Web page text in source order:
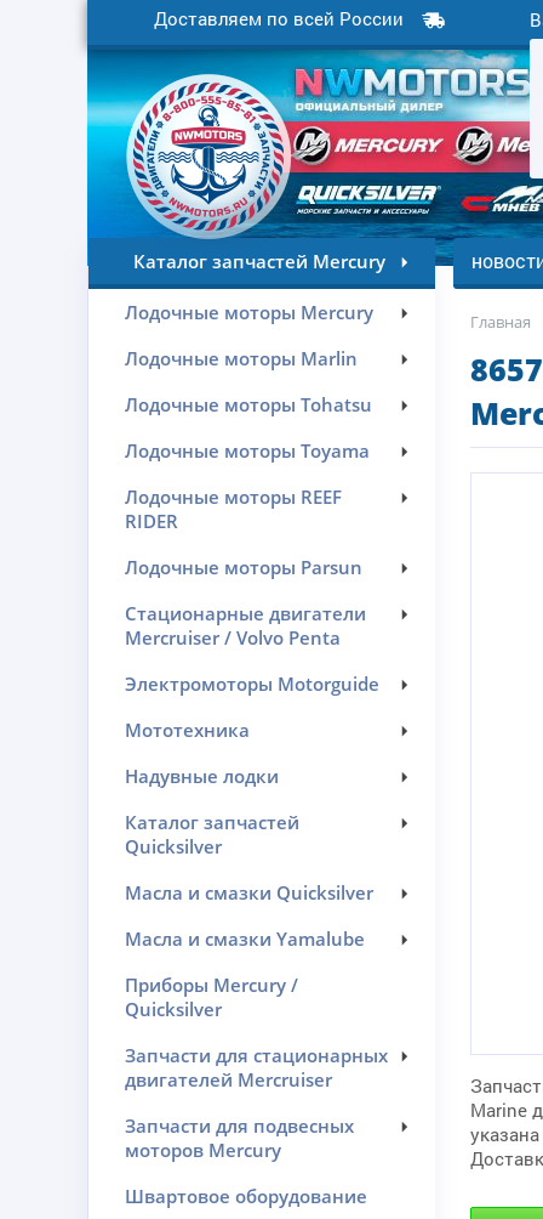
Доставляем по всей России
Каталог запчастей Mercury
Лодочные моторы Mercury
Лодочные моторы Marlin
Лодочные моторы Tohatsu
Лодочные моторы Toyama
Лодочные моторы REEF
RIDER
Лодочные моторы Parsun
Стационарные двигатели
Mercruiser / Volvo Penta
Электромоторы Motorguide
Мототехника
Надувные лодки
Каталог запчастей
Quicksilver
Масла и смазки Quicksilver
Масла и смазки Yamalube
Приборы Mercury /
Quicksilver
Запчасти для стационарных
двигателей Mercruiser
Запчасти для подвесных
моторов Mercury
Швартовое оборудование
Главная
Marine